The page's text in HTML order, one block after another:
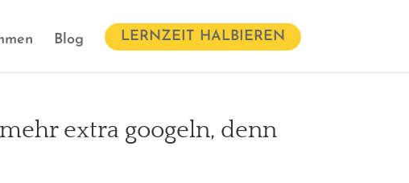
Blog LERNZEIT HALBIEREN
extra googeln, denn